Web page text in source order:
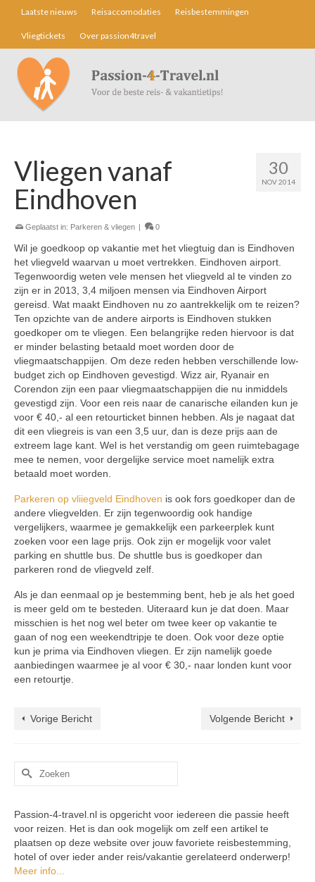
Laatste nieuws Reisaccomodaties Reisbestemmingen
Vliegtickets Over passion4travel
30
NOV 2014
Vliegen vanaf
Eindhoven
Geplaatst in: Parkeren & vliegen | 0
Wil je goedkoop op vakantie met het vliegtuig dan is Eindhoven
het vliegveld waarvan u moet vertrekken. Eindhoven airport.
Tegenwoordig weten vele mensen het vliegveld al te vinden zo
zijn er in 2013, 3,4 miljoen mensen via Eindhoven Airport
gereisd. Wat maakt Eindhoven nu zo aantrekkelijk om te reizen?
Ten opzichte van de andere airports is Eindhoven stukken
goedkoper om te vliegen. Een belangrijke reden hiervoor is dat
er minder belasting betaald moet worden door de
vliegmaatschappijen. Om deze reden hebben verschillende low-
budget zich op Eindhoven gevestigd. Wizz air, Ryanair en
Corendon zijn een paar vliegmaatschappijen die nu inmiddels
gevestigd zijn. Voor een reis naar de canarische eilanden kun je
voor € 40,- al een retourticket binnen hebben. Als je nagaat dat
dit een vliegreis is van een 3,5 uur, dan is deze prijs aan de
extreem lage kant. Wel is het verstandig om geen ruimtebagage
mee te nemen, voor dergelijke service moet namelijk extra
betaald moet worden.
Parkeren op vliiegveld Eindhoven is ook fors goedkoper dan de
andere vliegvelden. Er zijn tegenwoordig ook handige
vergelijkers, waarmee je gemakkelijk een parkeerplek kunt
zoeken voor een lage prijs. Ook zijn er mogelijk voor valet
parking en shuttle bus. De shuttle bus is goedkoper dan
parkeren rond de vliegveld zelf.
Als je dan eenmaal op je bestemming bent, heb je als het goed
is meer geld om te besteden. Uiteraard kun je dat doen. Maar
misschien is het nog wel beter om twee keer op vakantie te
gaan of nog een weekendtripje te doen. Ook voor deze optie
kun je prima via Eindhoven vliegen. Er zijn namelijk goede
aanbiedingen waarmee je al voor € 30,- naar londen kunt voor
een retourtje.
Vorige Bericht Volgende Bericht
Zoek
naar:
Passion-4-travel.nl is opgericht voor iedereen die passie heeft
voor reizen. Het is dan ook mogelijk om zelf een artikel te
plaatsen op deze website over jouw favoriete reisbestemming,
hotel of over ieder ander reis/vakantie gerelateerd onderwerp!
Meer info...